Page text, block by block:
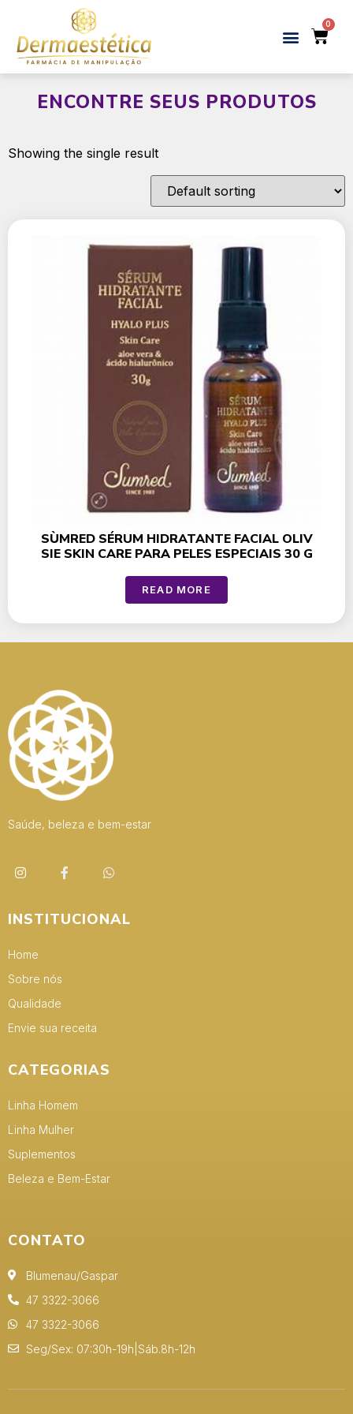
ENCONTRE SEUS PRODUTOS
Showing the single result
SÙMRED SÉRUM HIDRATANTE FACIAL OLIV
SIE SKIN CARE PARA PELES ESPECIAIS 30 G
READ MORE
Saúde, beleza e bem-estar
INSTITUCIONAL
Home
Sobre nós
Qualidade
Envie sua receita
CATEGORIAS
Linha Homem
Linha Mulher
Suplementos
Beleza e Bem-Estar
CONTATO
Blumenau/Gaspar
47 3322-3066
47 3322-3066
Seg/Sex: 07:30h-19h|Sáb.8h-12h